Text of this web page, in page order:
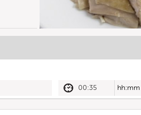
00:35 hh:mm